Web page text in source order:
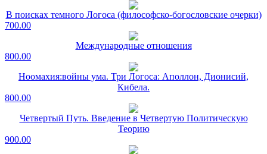
В поисках темного Логоса (философско-богословские очерки)
700.00
Международные отношения
800.00
Ноомахия:войны ума. Три Логоса: Аполлон, Дионисий,
Кибела.
800.00
Четвертый Путь. Введение в Четвертую Политическую
Теорию
900.00